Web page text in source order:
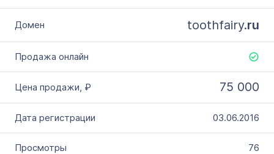
toothfairy.ru
75 000
03.06.2016
76